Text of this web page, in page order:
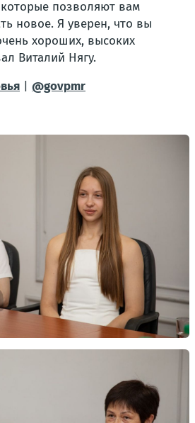
позволяют вам
новое. Я уверен, что вы
хороших, высоких
Виталий Нягу.
| @govpmr